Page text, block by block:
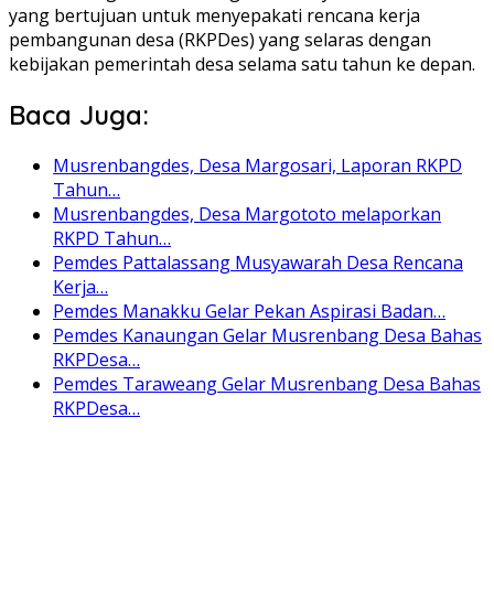
yang bertujuan untuk menyepakati rencana kerja
pembangunan desa (RKPDes) yang selaras dengan
kebijakan pemerintah desa selama satu tahun ke depan.
Baca Juga:
Musrenbangdes, Desa Margosari, Laporan RKPD
Tahun…
Musrenbangdes, Desa Margototo melaporkan
RKPD Tahun…
Pemdes Pattalassang Musyawarah Desa Rencana
Kerja…
Pemdes Manakku Gelar Pekan Aspirasi Badan…
Pemdes Kanaungan Gelar Musrenbang Desa Bahas
RKPDesa…
Pemdes Taraweang Gelar Musrenbang Desa Bahas
RKPDesa…